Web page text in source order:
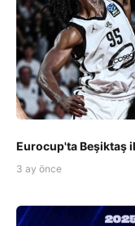
Eurocup'ta Beşiktaş
3 ay önce